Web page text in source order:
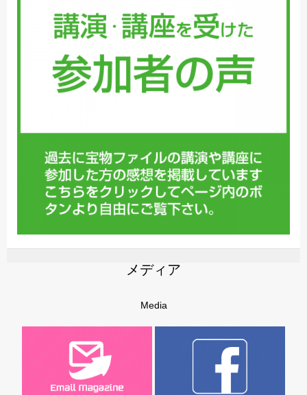
メディア
Media